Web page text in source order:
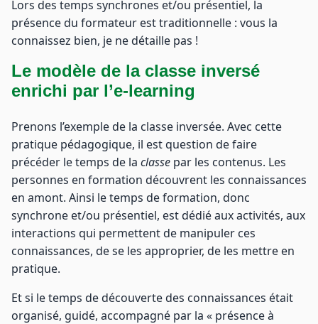
Lors des temps synchrones et/ou présentiel, la
présence du formateur est traditionnelle : vous la
connaissez bien, je ne détaille pas !
Le modèle de la classe inversé
enrichi par l’e-learning
Prenons l’exemple de la classe inversée. Avec cette
pratique pédagogique, il est question de faire
précéder le temps de la classe par les contenus. Les
personnes en formation découvrent les connaissances
en amont. Ainsi le temps de formation, donc
synchrone et/ou présentiel, est dédié aux activités, aux
interactions qui permettent de manipuler ces
connaissances, de se les approprier, de les mettre en
pratique.
Et si le temps de découverte des connaissances était
organisé, guidé, accompagné par la « présence à